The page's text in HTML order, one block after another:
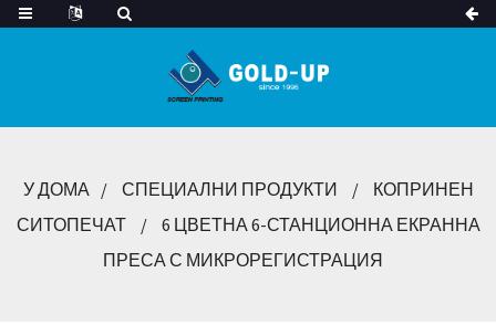
У ДОМА СПЕЦИАЛНИ ПРОДУКТИ
КОПРИНЕН
СИТОПЕЧАТ
6 ЦВЕТНА 6-СТАНЦИОННА ЕКРАННА
ПРЕСА С МИКРОРЕГИСТРАЦИЯ